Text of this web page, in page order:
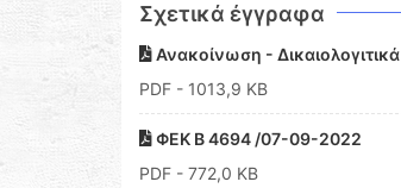
Σχετικά έγγραφα
Ανακοίνωση - Δικαιολογιτικά
PDF - 1013,9 KB
ΦΕΚ B 4694 /07-09-2022
PDF - 772,0 KB